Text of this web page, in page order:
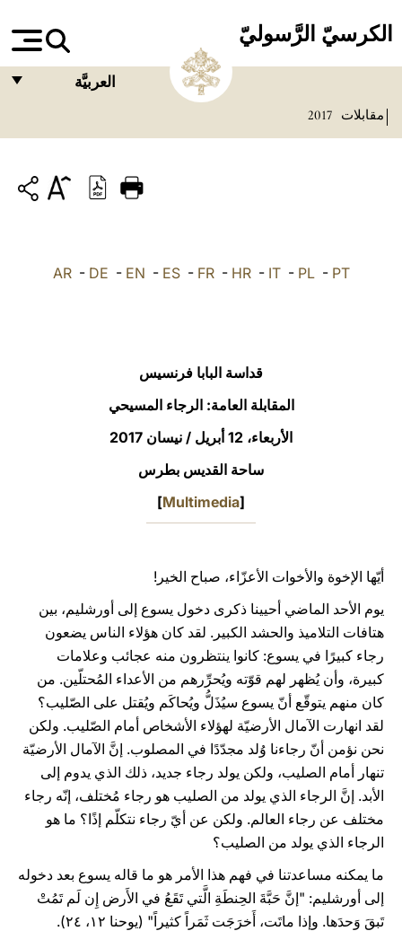
الكرسيّ الرَّسوليّ
العربيَّة
ITALIANO
LATINE
مقابلات 2017
AR- DE - EN - ES- FR- HR- IT- PL- PT
قداسة البابا فرنسيس
المقابلة العامة: الرجاء المسيحي
الأربعاء، 12 أبريل / نيسان 2017‏
ساحة القديس بطرس
[
Multimedia
]
أيّها الإخوة والأخوات الأعزّاء، صباح الخير!
يوم الأحد الماضي أحيينا ذكرى دخول يسوع إلى أورشليم، بين
هتافات التلاميذ والحشد الكبير. لقد كان هؤلاء الناس يضعون
رجاء كبيرًا في يسوع: كانوا ينتظرون منه عجائب وعلامات
كبيرة، وأن يُظهر لهم قوّته ويُحرِّرهم من الأعداء المُحتلّين. من
كان منهم يتوقّع أنّ يسوع سيُذَلُّ ويُحاكَم ويُقتل على الصّليب؟
لقد انهارت الآمال الأرضيّة لهؤلاء الأشخاص أمام الصّليب. ولكن
نحن نؤمن أنّ رجاءنا وُلد مجدّدًا في المصلوب. إنَّ الآمال الأرضيّة
تنهار أمام الصليب، ولكن يولد رجاء جديد، ذلك الذي يدوم إلى
الأبد. إنَّ الرجاء الذي يولد من الصليب هو رجاء مُختلف، إنّه رجاء
مختلف عن رجاء العالم. ولكن عن أيّ رجاء نتكلّم إذًا؟ ما هو
الرجاء الذي يولد من الصليب؟
ما يمكنه مساعدتنا في فهم هذا الأمر هو ما قاله يسوع بعد دخوله
إلى أورشليم: "إنَّ حَبَّةَ الحِنطَةِ الَّتي تَقَعُ في الأَرض إِن لَم تَمُتْ
تَبقَ وَحدَها. وإذا ماتَت، أَخرَجَت ثَمَراً كثيراً" (يوحنا ۱٢، ٢٤).